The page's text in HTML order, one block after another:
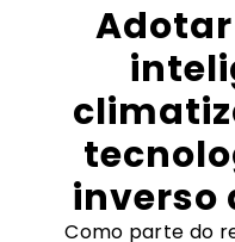
inverso
Como parte do